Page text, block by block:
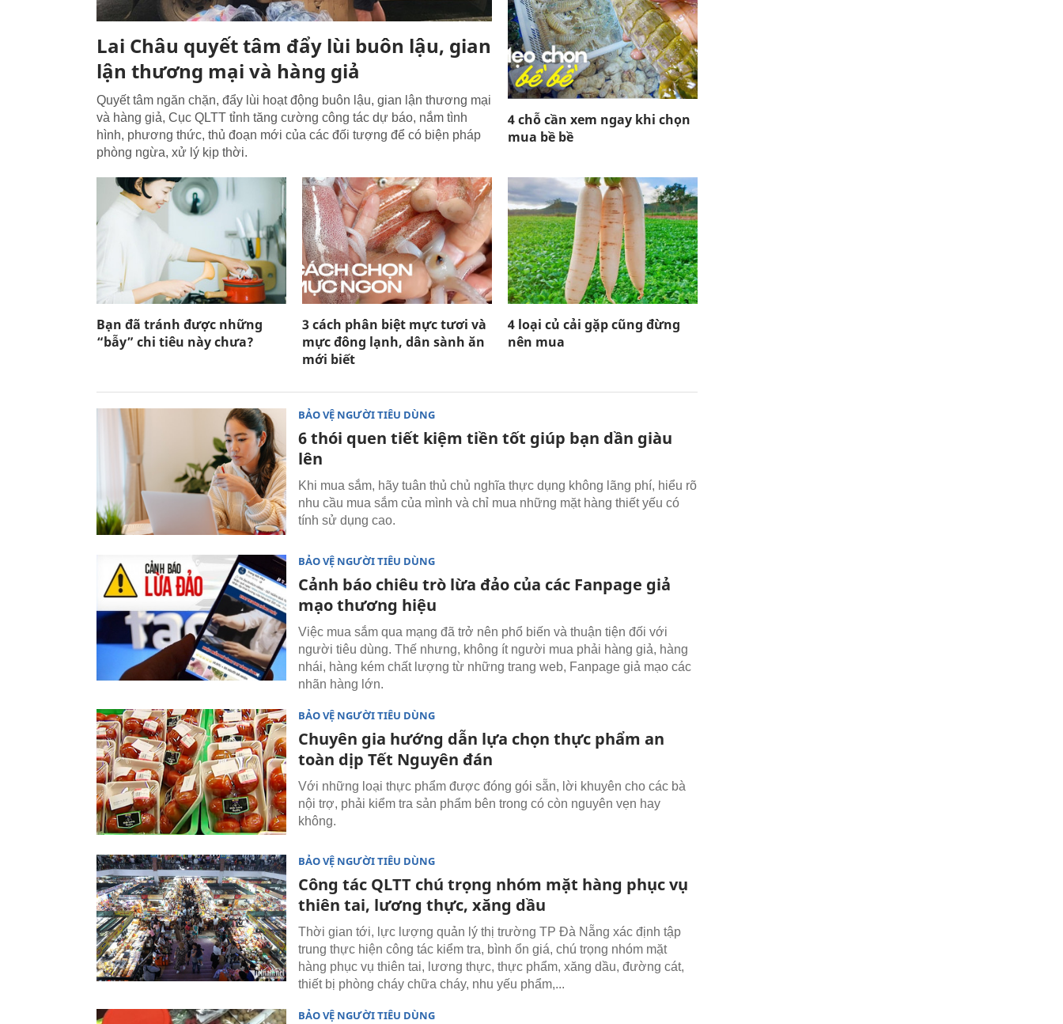
Lai Châu quyết tâm đẩy lùi buôn lậu, gian
lận thương mại và hàng giả
Quyết tâm ngăn chặn, đẩy lùi hoạt động buôn lậu, gian lận thương mại
và hàng giả, Cục QLTT tỉnh tăng cường công tác dự báo, nắm tình
hình, phương thức, thủ đoạn mới của các đối tượng để có biện pháp
phòng ngừa, xử lý kịp thời.
4 chỗ cần xem ngay khi chọn
mua bề bề
Bạn đã tránh được những
“bẫy” chi tiêu này chưa?
3 cách phân biệt mực tươi và
mực đông lạnh, dân sành ăn
mới biết
4 loại củ cải gặp cũng đừng
nên mua
BẢO VỆ NGƯỜI TIÊU DÙNG
6 thói quen tiết kiệm tiền tốt giúp bạn dần giàu
lên
Khi mua sắm, hãy tuân thủ chủ nghĩa thực dụng không lãng phí, hiểu rõ
nhu cầu mua sắm của mình và chỉ mua những mặt hàng thiết yếu có
tính sử dụng cao.
BẢO VỆ NGƯỜI TIÊU DÙNG
Cảnh báo chiêu trò lừa đảo của các Fanpage giả
mạo thương hiệu
Việc mua sắm qua mạng đã trở nên phổ biến và thuận tiện đối với
người tiêu dùng. Thế nhưng, không ít người mua phải hàng giả, hàng
nhái, hàng kém chất lượng từ những trang web, Fanpage giả mạo các
nhãn hàng lớn.
BẢO VỆ NGƯỜI TIÊU DÙNG
Chuyên gia hướng dẫn lựa chọn thực phẩm an
toàn dịp Tết Nguyên đán
Với những loại thực phẩm được đóng gói sẵn, lời khuyên cho các bà
nội trợ, phải kiểm tra sản phẩm bên trong có còn nguyên vẹn hay
không.
BẢO VỆ NGƯỜI TIÊU DÙNG
Công tác QLTT chú trọng nhóm mặt hàng phục vụ
thiên tai, lương thực, xăng dầu
Thời gian tới, lực lượng quản lý thị trường TP Đà Nẵng xác định tập
trung thực hiện công tác kiểm tra, bình ổn giá, chú trọng nhóm mặt
hàng phục vụ thiên tai, lương thực, thực phẩm, xăng dầu, đường cát,
thiết bị phòng cháy chữa cháy, nhu yếu phẩm,...
BẢO VỆ NGƯỜI TIÊU DÙNG